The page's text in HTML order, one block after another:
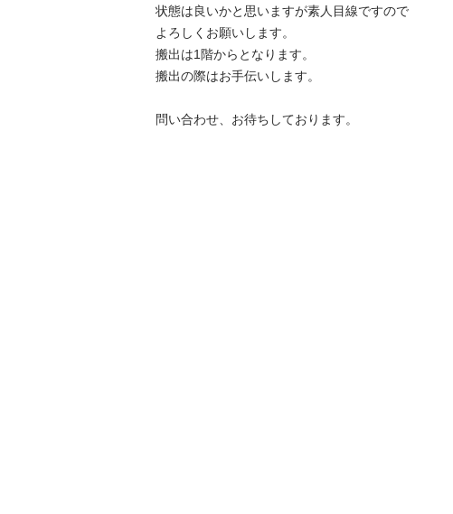
状態は良いかと思いますが素人目線ですので
よろしくお願いします。
搬出は1階からとなります。
搬出の際はお手伝いします。
問い合わせ、お待ちしております。